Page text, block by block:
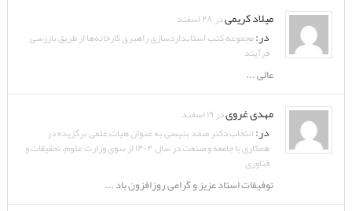
میلاد کریمیدر ۲۸ اسفند
در:مجموعه کتب استانداردسازی راهبری کارخانه‌ها از طریق بازرسی
فرآیند
عالی ...
مهدی غرویدر ۱۹ اسفند
در:انتخاب دکتر صمد بنیسی به عنوان هیات علمی برگزیده در
همکاری با جامعه و صنعت در سال ۱۴۰۴ از سوی وزارت علوم، تحقیقات و
فناوری
توفیقات استاد عزیز و گرامی روزافزون باد ...